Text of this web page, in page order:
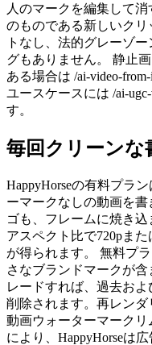
人のマークを編集して
のものである新しいク
トなし、法的グレーゾ
グもありません。 静止
ある場合は /ai-video-
ユースケースには /ai-
す。
毎回クリーンな
HappyHorseの有料プラ
ーマークなしの動画を
ゴも、フレームに焼き
アスペクト比で720pま
が得られます。 無料プ
さなブランドマークが
レードすれば、過去お
削除されます。再レン
動画ウォーターマーク
により、HappyHorseは